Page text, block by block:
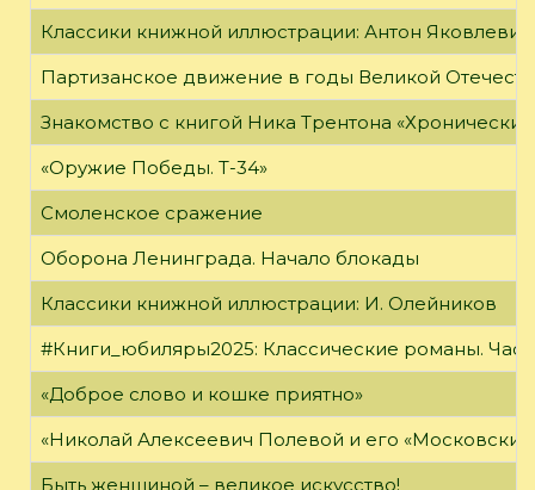
Классики книжной иллюстрации: Антон
Партизанское движение в годы Великой
Знакомство с книгой Ника Трентона
«Оружие Победы. Т-34»
Смоленское сражение
Оборона Ленинграда. Начало блокады
Классики книжной иллюстрации: И. Олейников
#Книги_юбиляры2025: Классические романы.
«Доброе слово и кошке приятно»
«Николай Алексеевич Полевой и его «Московский
Быть женщиной – великое искусство!